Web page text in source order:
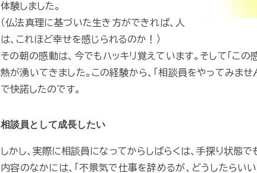
体験しました。
（仏法真理に基づいた生き方ができれば、人
は、これほど幸せを感じられるのか！）
その朝の感動は、今でもハッキリ覚えています。そして「こ
熱が湧いてきました。この経験から、「相談員をやってみま
で快諾したのです。
相談員として成長したい
しかし、実際に相談員になってからしばらくは、手探り状態
内容のなかには、「不景気で仕事を辞めるが、どうしたらい